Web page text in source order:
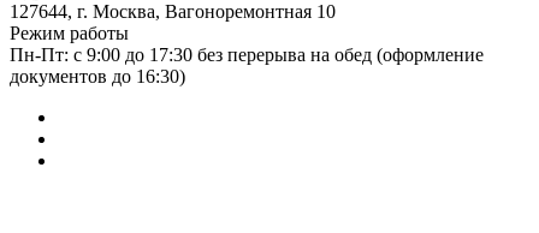
127644, г. Москва, Вагоноремонтная 10
Режим работы
Пн-Пт: с 9:00 до 17:30 без перерыва на обед (оформление
документов до 16:30)